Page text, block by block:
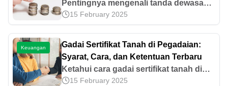
Pentingnya mengenali tanda dewasa
finansial seseorang secara cermat,
baca artikel berikut, apakah ada
tandanya di kamu?
15 February 2025
Keuangan
Gadai Sertifikat Tanah di Pegadaian:
Syarat, Cara, dan Ketentuan Terbaru
Ketahui cara gadai sertifikat tanah di
Pegadaian dengan syarat lengkap,
15 February 2025